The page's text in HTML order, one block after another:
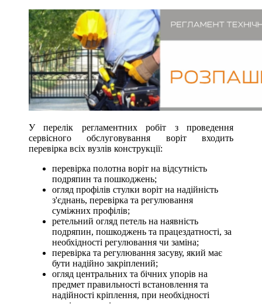
У перелік регламентних робіт з проведення
сервісного обслуговування воріт входить
перевірка всіх вузлів конструкції:
перевірка полотна воріт на відсутність
подряпин та пошкоджень;
огляд профілів стулки воріт на надійність
з'єднань, перевірка та регулювання
суміжних профілів;
ретельний огляд петель на наявність
подряпин, пошкоджень та працездатності, за
необхідності регулювання чи заміна;
перевірка та регулювання засуву, який має
бути надійно закріплений;
огляд центральних та бічних упорів на
предмет правильності встановлення та
надійності кріплення, при необхідності